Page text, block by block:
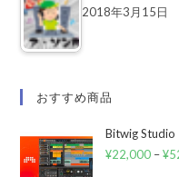
2018年3月15日
おすすめ商品
Bitwig Studio
¥22,000 –¥